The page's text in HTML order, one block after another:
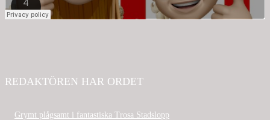
REDAKTÖREN HAR ORDET
Grymt plågsamt i fantastiska Trosa Stadslopp